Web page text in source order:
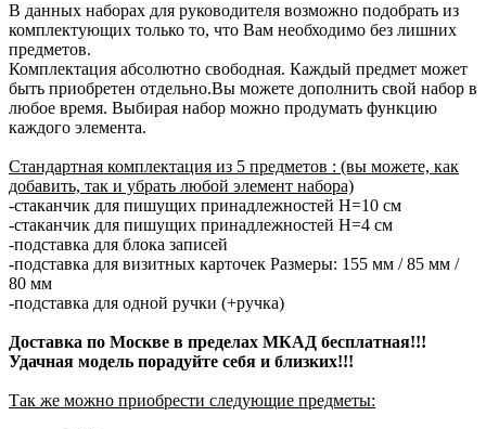
В данных наборах для руководителя возможно подобрать из
комплектующих только то, что Вам необходимо без лишних
предметов.
Комплектация абсолютно свободная. Каждый предмет может
быть приобретен отдельно.Вы можете дополнить свой набор в
любое время. Выбирая набор можно продумать функцию
каждого элемента.
Стандартная комплектация из 5 предметов : (вы можете, как
добавить, так и убрать любой элемент набора)
-стаканчик для пишущих принадлежностей H=10 см
-стаканчик для пишущих принадлежностей H=4 см
-подставка для блока записей
-подставка для визитных карточек Размеры: 155 мм / 85 мм /
80 мм
-подставка для одной ручки (+ручка)
Доставка по Москве в пределах МКАД бесплатная!!!
Удачная модель порадуйте себя и близких!!!
Так же можно приобрести следующие предметы: